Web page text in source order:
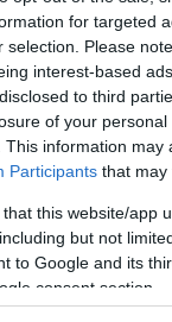
for targeted
selection. Please
interest-based
to third
of your
This information
Participants that may
that this website/app
but not
to Google and its
consent section.
Jelszó
Regisztráció
szaknévsora
KERTÉSZ ÉS
(0)